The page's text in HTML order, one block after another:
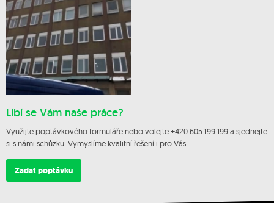
Líbí se Vám naše práce?
Využijte poptávkového formuláře nebo volejte +420 605 199 199 a sjednejte
si s námi schůzku. Vymyslíme kvalitní řešení i pro Vás.
Zadat poptávku